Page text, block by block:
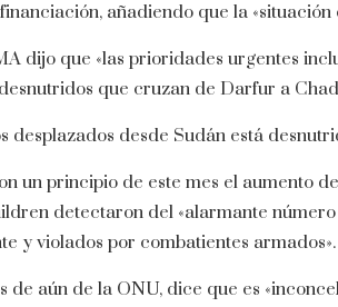
añadiendo que la
dijo que «las prioridades urgentes
que cruzan de Darfur a
desplazados desde Sudán está
un principio de este mes el aumento
detectaron del «alarmante
y violados por combatientes armados».
aún de la ONU, dice que es